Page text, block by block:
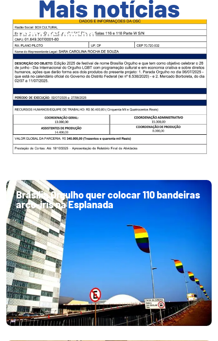
Mais notícias
Termo de fomento
Brasília Orgulho quer colocar 110 bandeiras
arco-íris na Esplanada